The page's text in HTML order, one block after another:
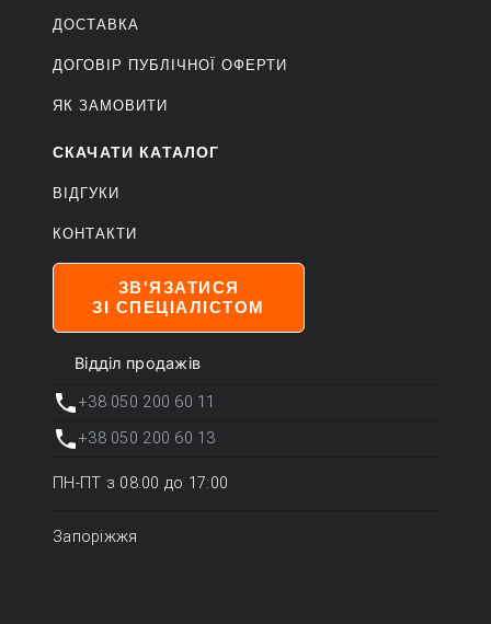
ДОСТАВКА
ДОГОВІР ПУБЛІЧНОЇ ОФЕРТИ
ЯК ЗАМОВИТИ
СКАЧАТИ КАТАЛОГ
ВІДГУКИ
КОНТАКТИ
ЗВ'ЯЗАТИСЯ
ЗІ СПЕЦІАЛІСТОМ
Відділ продажів
+38 050 200 60 11
+38 050 200 60 13
ПН-ПТ з 08:00 до 17:00
Запоріжжя